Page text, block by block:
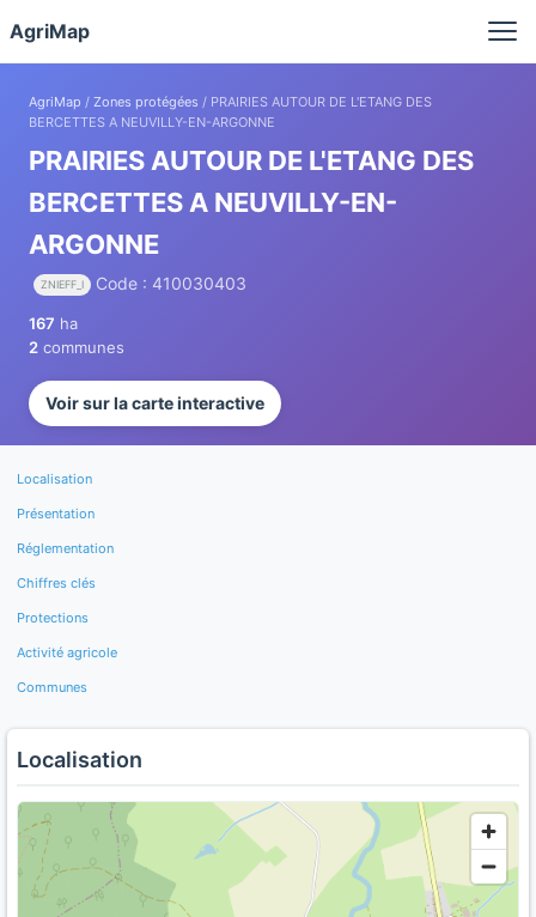
AgriMap
AgriMap / Zones protégées / PRAIRIES AUTOUR DE L'ETANG DES
BERCETTES A NEUVILLY-EN-ARGONNE
PRAIRIES AUTOUR DE L'ETANG DES
BERCETTES A NEUVILLY-EN-
ARGONNE
ZNIEFF_I Code : 410030403
167 ha
2 communes
Voir sur la carte interactive
Localisation
Présentation
Réglementation
Chiffres clés
Protections
Activité agricole
Communes
Localisation